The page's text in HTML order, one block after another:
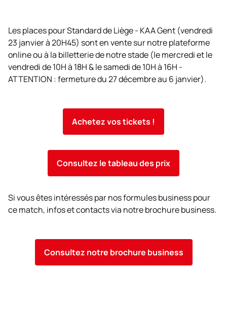
Les places pour Standard de Liège - KAA Gent (vendredi
23 janvier à 20H45) sont en vente sur notre plateforme
online ou à la billetterie de notre stade (le mercredi et le
vendredi de 10H à 18H & le samedi de 10H à 16H -
ATTENTION : fermeture du 27 décembre au 6 janvier).
Achetez vos tickets !
Consultez le tableau des prix
Si vous êtes intéressés par nos formules business pour
ce match, infos et contacts via notre brochure business.
Consultez notre brochure business